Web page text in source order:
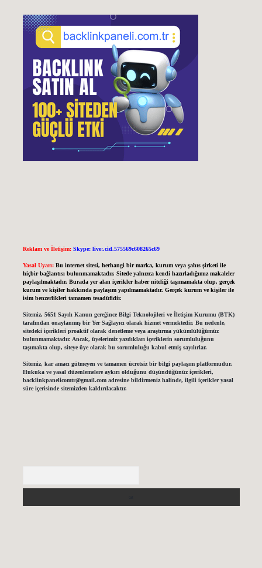
Reklam ve İletişim: Skype: live:.cid.575569c608265c69
Yasal Uyarı: Bu internet sitesi, herhangi bir marka, kurum veya şahıs şirketi ile
hiçbir bağlantısı bulunmamaktadır. Sitede yalnızca kendi hazırladığımız makaleler
paylaşılmaktadır. Burada yer alan içerikler haber niteliği taşımamakta olup, gerçek
kurum ve kişiler hakkında paylaşım yapılmamaktadır. Gerçek kurum ve kişiler ile
isim benzerlikleri tamamen tesadüfidir.
Sitemiz, 5651 Sayılı Kanun gereğince Bilgi Teknolojileri ve İletişim Kurumu (BTK)
tarafından onaylanmış bir Yer Sağlayıcı olarak hizmet vermektedir. Bu nedenle,
sitedeki içerikleri proaktif olarak denetleme veya araştırma yükümlülüğümüz
bulunmamaktadır. Ancak, üyelerimiz yazdıkları içeriklerin sorumluluğunu
taşımakta olup, siteye üye olarak bu sorumluluğu kabul etmiş sayılırlar.
Sitemiz, kar amacı gütmeyen ve tamamen ücretsiz bir bilgi paylaşım platformudur.
Hukuka ve yasal düzenlemelere aykırı olduğunu düşündüğünüz içerikleri,
backlinkpanelicomtr@gmail.comadresine bildirmeniz halinde, ilgili içerikler yasal
süre içerisinde sitemizden kaldırılacaktır.